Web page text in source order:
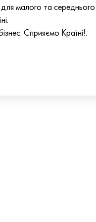
малого та середнього
Сприяємо Країні!.